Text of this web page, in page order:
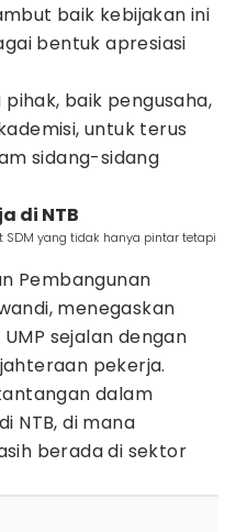
baik kebijakan ini
bentuk apresiasi
baik pengusaha,
untuk terus
sidang-sidang
di NTB
yang tidak hanya pintar tetapi
Pembangunan
menegaskan
sejalan dengan
pekerja.
dalam
NTB, di mana
berada di sektor